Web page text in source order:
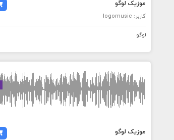
موزیک لوگو
کاربر: logomusic
لوگو
MEDIA_ELEMENT_ERROR: Empty src attribute
موزیک لوگو